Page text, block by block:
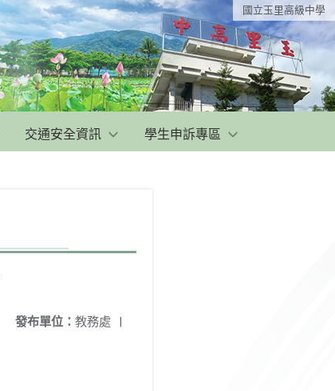
國立玉里高級中學
交通安全資訊 學生申訴專區
發布單位： 教務處 |